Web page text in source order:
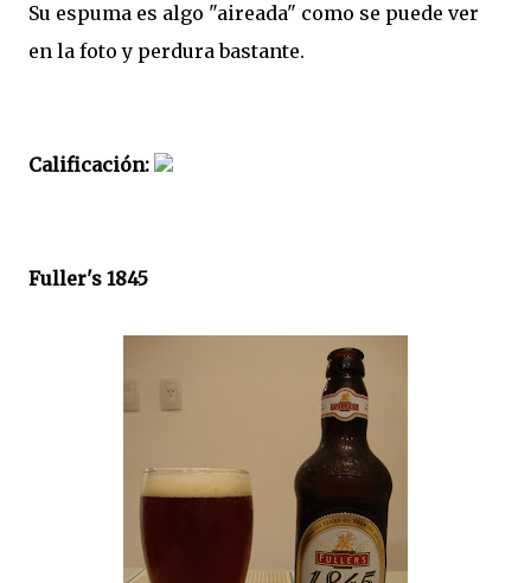
Su espuma es algo "aireada" como se puede ver
en la foto y perdura bastante.
Calificación:
Fuller's 1845